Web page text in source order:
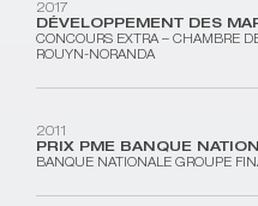
2017
DÉVELOPPEMENT DES
CONCOURS EXTRA – CHAMBRE
ROUYN-NORANDA
2011
PRIX PME BANQUE
BANQUE NATIONALE GROUPE